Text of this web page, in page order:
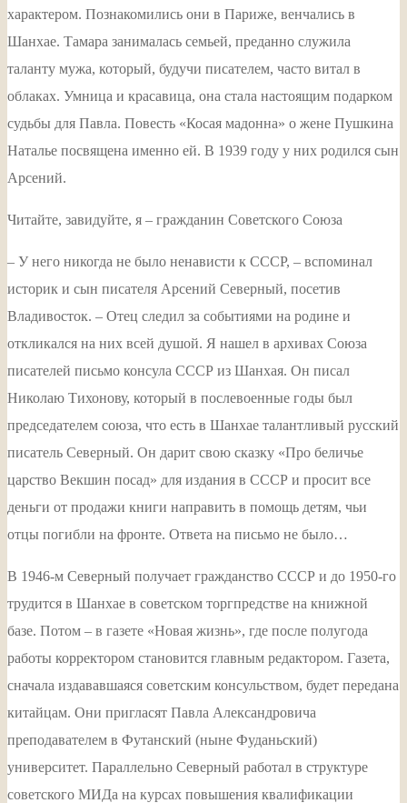
характером. Познакомились они в Париже, венчались в
Шанхае. Тамара занималась семьей, преданно служила
таланту мужа, который, будучи писателем, часто витал в
облаках. Умница и красавица, она стала настоящим подарком
судьбы для Павла. Повесть «Косая мадонна» о жене Пушкина
Наталье посвящена именно ей. В 1939 году у них родился сын
Арсений.
Читайте, завидуйте, я – гражданин Советского Союза
– У него никогда не было ненависти к СССР, – вспоминал
историк и сын писателя Арсений Северный, посетив
Владивосток. – Отец следил за событиями на родине и
откликался на них всей душой. Я нашел в архивах Союза
писателей письмо консула СССР из Шанхая. Он писал
Николаю Тихонову, который в послевоенные годы был
председателем союза, что есть в Шанхае талантливый русский
писатель Северный. Он дарит свою сказку «Про беличье
царство Векшин посад» для издания в СССР и просит все
деньги от продажи книги направить в помощь детям, чьи
отцы погибли на фронте. Ответа на письмо не было…
В 1946-м Северный получает гражданство СССР и до 1950-го
трудится в Шанхае в советском торгпредстве на книжной
базе. Потом – в газете «Новая жизнь», где после полугода
работы корректором становится главным редактором. Газета,
сначала издававшаяся советским консульством, будет передана
китайцам. Они пригласят Павла Александровича
преподавателем в Футанский (ныне Фуданьский)
университет. Параллельно Северный работал в структуре
советского МИДа на курсах повышения квалификации